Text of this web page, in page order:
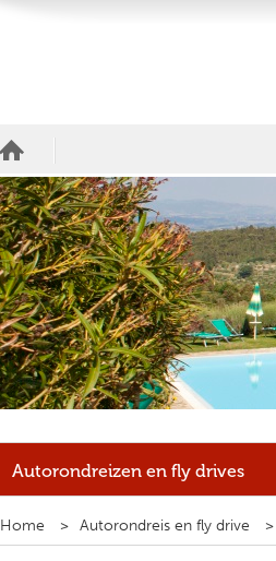
Autorondreizen en fly drives
Home Autorondreis en fly drive